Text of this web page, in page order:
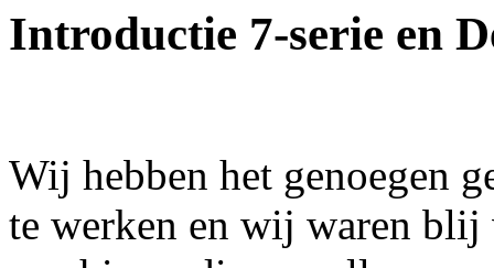
Introductie 7-serie en
Wij hebben het genoegen
te werken en wij waren blij